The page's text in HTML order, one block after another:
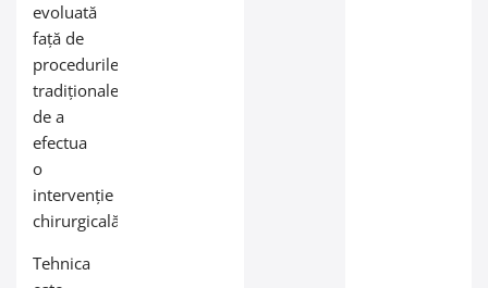
evoluată
față de
procedurile
tradiționale
de a
efectua
o
intervenție
chirurgicală.
Tehnica